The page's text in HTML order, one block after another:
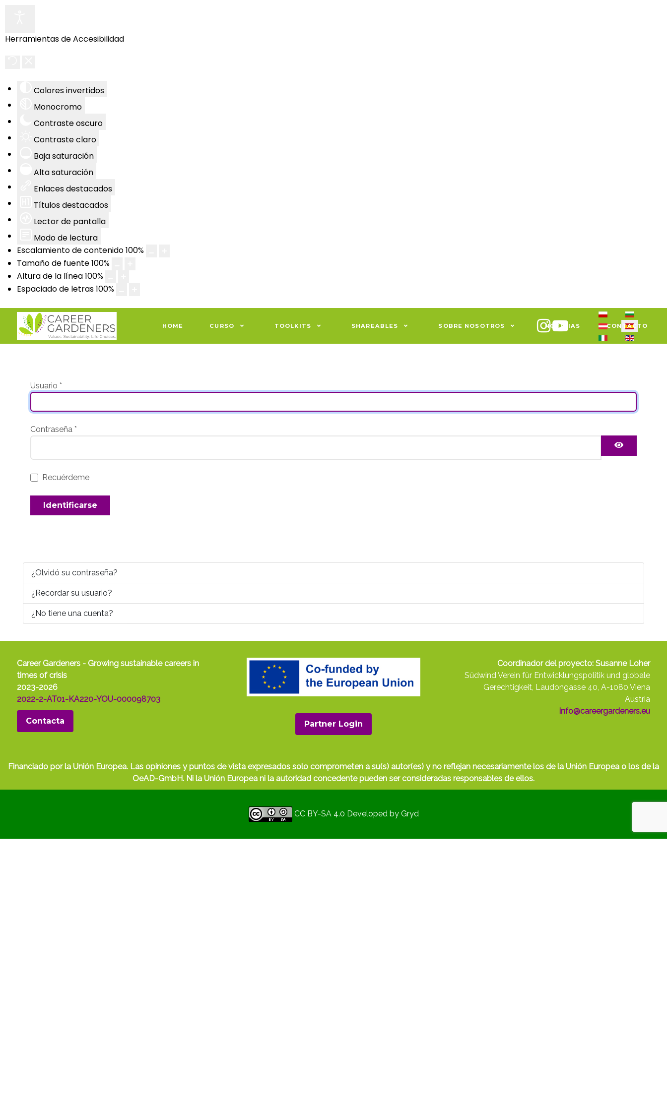
Herramientas de Accesibilidad
Colores invertidos
Monocromo
Contraste oscuro
Contraste claro
Baja saturación
Alta saturación
Enlaces destacados
Títulos destacados
Lector de pantalla
Modo de lectura
Escalamiento de contenido100%
Tamaño de fuente100%
Altura de la línea100%
Espaciado de letras100%
HOME CURSO TOOLKITS SHAREABLES SOBRE NOSOTROS NOTICIAS CONTACTO
Seleccione su idioma
Usuario *
Contraseña *
Recuérdeme
Identificarse
¿Olvidó su contraseña?
¿Recordar su usuario?
¿No tiene una cuenta?
Career Gardeners - Growing sustainable careers in
times of crisis
2023-2026
2022-2-AT01-KA220-YOU-000098703
Contacta Partner Login
Coordinador del proyecto: Susanne Loher
Südwind Verein für Entwicklungspolitik und globale
Gerechtigkeit, Laudongasse 40, A-1080 Viena
Austria
info@careergardeners.eu
Financiado por la Unión Europea. Las opiniones y puntos de vista expresados solo comprometen a su(s) autor(es) y no reflejan necesariamente los de la Unión Europea o los de la
OeAD-GmbH. Ni la Unión Europea ni la autoridad concedente pueden ser consideradas responsables de ellos.
CC BY-SA 4.0 Developed by Gryd